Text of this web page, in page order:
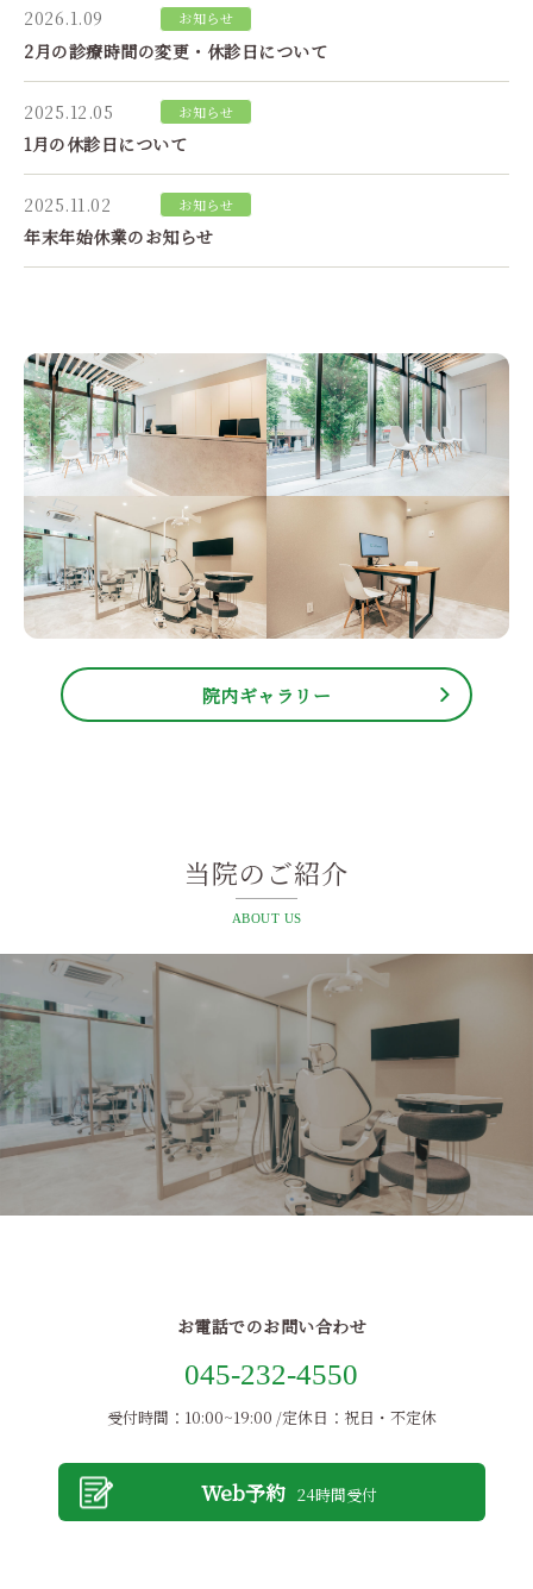
2026.1.09 お知らせ
2月の診療時間の変更・休診日について
2025.12.05 お知らせ
1月の休診日について
2025.11.02 お知らせ
年末年始休業のお知らせ
院内ギャラリー
当院のご紹介
ABOUT US
お電話でのお問い合わせ
045-232-4550
受付時間：10:00~19:00 /定休日：祝日・不定休
Web予約 24時間受付